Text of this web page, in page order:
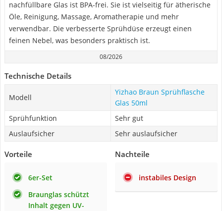
nachfüllbare Glas ist BPA-frei. Sie ist vielseitig für ätherische
Öle, Reinigung, Massage, Aromatherapie und mehr
verwendbar. Die verbesserte Sprühdüse erzeugt einen
feinen Nebel, was besonders praktisch ist.
08/2026
Technische Details
Modell
Yizhao Braun Sprühflasche
Glas 50ml
Sprühfunktion
Sehr gut
Auslaufsicher
Sehr auslaufsicher
Vorteile
6er-Set
Braunglas schützt
Inhalt gegen UV-
Nachteile
instabiles Design